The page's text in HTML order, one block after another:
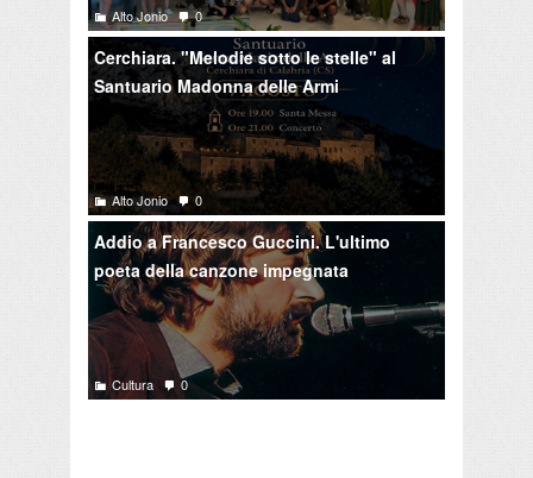
Alto Jonio 0
Cerchiara. "Melodie sotto le stelle" al
Santuario Madonna delle Armi
Alto Jonio 0
Addio a Francesco Guccini. L'ultimo
poeta della canzone impegnata
Cultura 0